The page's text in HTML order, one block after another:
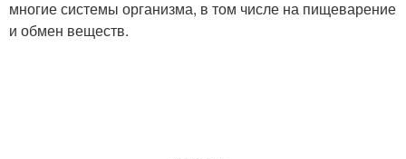
многие системы организма, в том числе на пищеварение
и обмен веществ.